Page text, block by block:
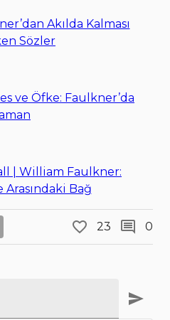
Akılda Kalması
Sözler
ve Öfke: Faulkner’da
| William Faulkner:
Bağ
23 0